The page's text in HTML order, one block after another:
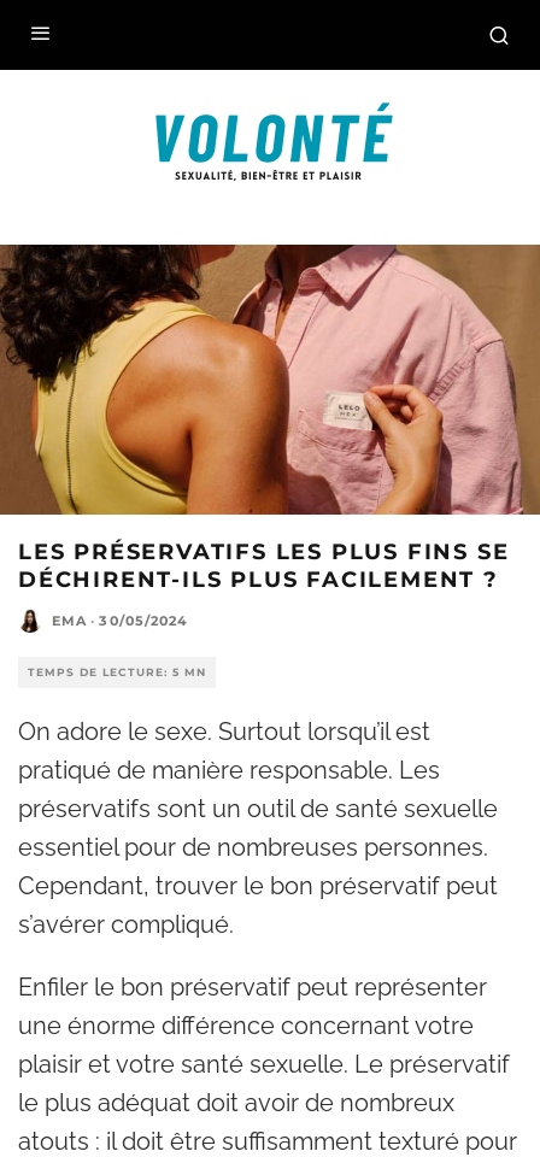
LES PRÉSERVATIFS LES PLUS FINS SE
DÉCHIRENT-ILS PLUS FACILEMENT ?
EMA · 30/05/2024
TEMPS DE LECTURE: 5 MN
On adore le sexe. Surtout lorsqu’il est
pratiqué de manière responsable. Les
préservatifs sont un outil de santé sexuelle
essentiel pour de nombreuses personnes.
Cependant, trouver le bon préservatif peut
s’avérer compliqué.
Enfiler le bon préservatif peut représenter
une énorme différence concernant votre
plaisir et votre santé sexuelle. Le préservatif
le plus adéquat doit avoir de nombreux
atouts : il doit être suffisamment texturé pour